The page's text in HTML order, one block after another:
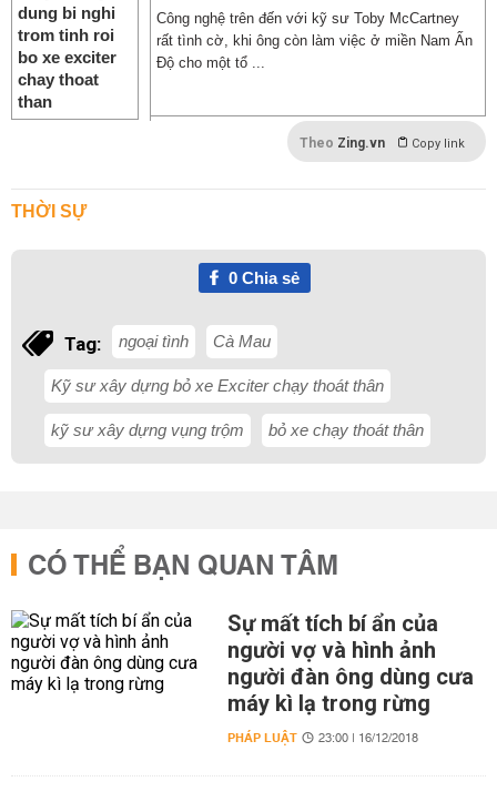
Công nghệ trên đến với kỹ sư Toby McCartney
rất tình cờ, khi ông còn làm việc ở miền Nam Ấn
Độ cho một tổ ...
Theo Zing.vn Copy link
THỜI SỰ
0Chia sẻ
Tag: ngoại tình Cà Mau
Kỹ sư xây dựng bỏ xe Exciter chạy thoát thân
kỹ sư xây dựng vụng trộm bỏ xe chạy thoát thân
CÓ THỂ BẠN QUAN TÂM
Sự mất tích bí ẩn của
người vợ và hình ảnh
người đàn ông dùng cưa
máy kì lạ trong rừng
PHÁP LUẬT 23:00 | 16/12/2018